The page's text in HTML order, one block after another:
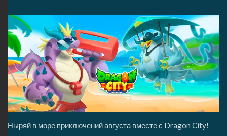
Ныряй в море приключений августа вместе с Dragon City!